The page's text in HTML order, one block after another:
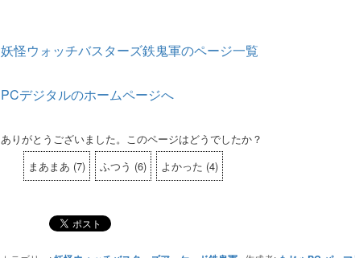
妖怪ウォッチバスターズ鉄鬼軍のページ一覧
PCデジタルのホームページへ
ありがとうございました。このページはどうでしたか？
まあまあ (7) ふつう (6) よかった (4)